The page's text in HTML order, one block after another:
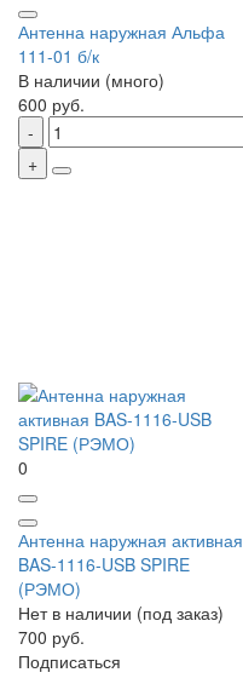
Антенна наружная Альфа
111-01 б/к
В наличии (много)
600 руб.
0
Антенна наружная активная
BAS-1116-USB SPIRE
(РЭМО)
Нет в наличии (под заказ)
700 руб.
Подписаться